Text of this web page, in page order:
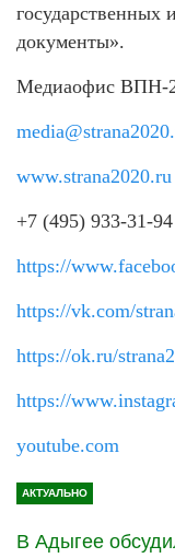
документы».
Медиаофис ВПН-
www.strana2020.ru
+7 (495) 933-31-94
https://
https://vk.com/
https://ok.ru/
https://
youtube.com
АКТУАЛЬНО
В Адыгее